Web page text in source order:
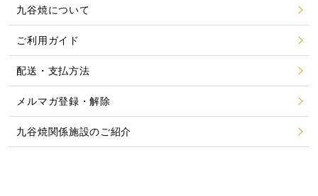
九谷焼について
ご利用ガイド
配送・支払方法
メルマガ登録・解除
九谷焼関係施設のご紹介